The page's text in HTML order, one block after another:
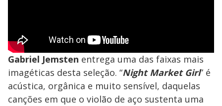
Gabriel Jemsten entrega uma das faixas mais
imagéticas desta seleção. “Night Market Girl” é
acústica, orgânica e muito sensível, daquelas
canções em que o violão de aço sustenta uma